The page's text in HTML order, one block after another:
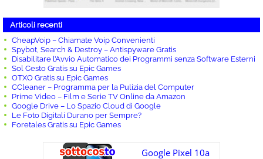
Articoli recenti
CheapVoip – Chiamate Voip Convenienti
Spybot, Search & Destroy – Antispyware Gratis
Disabilitare l’Avvio Automatico dei Programmi senza Software Esterni
Sol Cesto Gratis su Epic Games
OTXO Gratis su Epic Games
CCleaner – Programma per la Pulizia del Computer
Prime Video – Film e Serie TV Online da Amazon
Google Drive – Lo Spazio Cloud di Google
Le Foto Digitali Durano per Sempre?
Foretales Gratis su Epic Games
Google Pixel 10a